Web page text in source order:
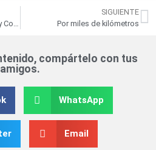
SIGUIENTE
Por miles de kilómetros
compártelo con tus
amigos.
WhatsApp
Email